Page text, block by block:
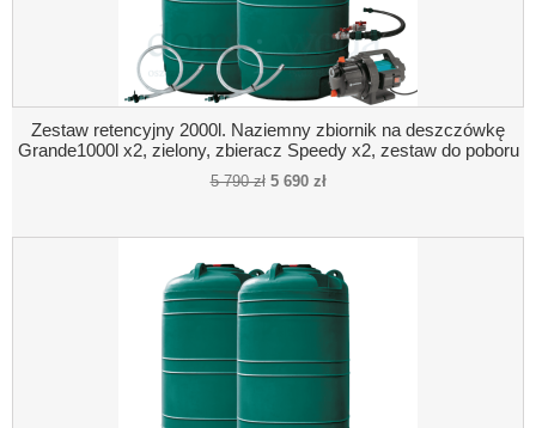
Zestaw retencyjny 2000l. Naziemny zbiornik na deszczówkę
Grande1000l x2, zielony, zbieracz Speedy x2, zestaw do poboru
wody, pompa naziemna, połączenie pompa- zbiornik
5 790 zł 5 690 zł